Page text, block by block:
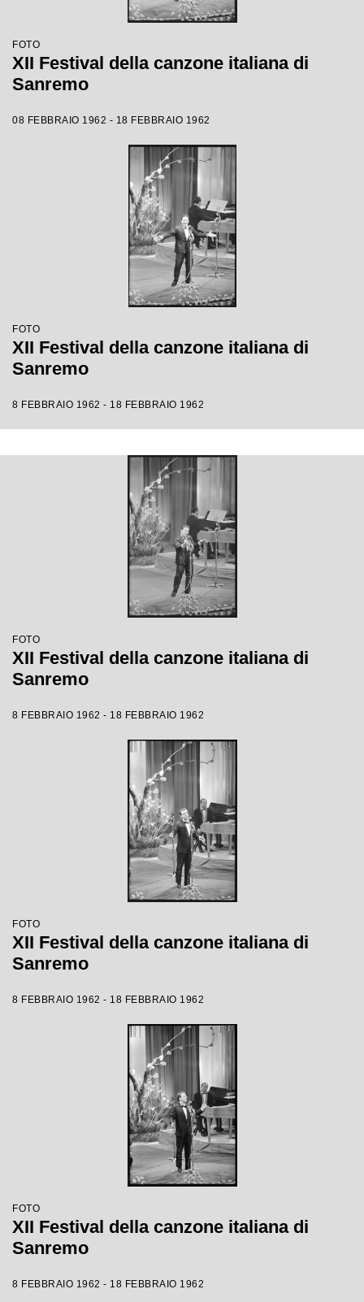
FOTO
XII Festival della canzone italiana di
Sanremo
08 FEBBRAIO 1962 - 18 FEBBRAIO 1962
FOTO
XII Festival della canzone italiana di
Sanremo
8 FEBBRAIO 1962 - 18 FEBBRAIO 1962
FOTO
XII Festival della canzone italiana di
Sanremo
8 FEBBRAIO 1962 - 18 FEBBRAIO 1962
FOTO
XII Festival della canzone italiana di
Sanremo
8 FEBBRAIO 1962 - 18 FEBBRAIO 1962
FOTO
XII Festival della canzone italiana di
Sanremo
8 FEBBRAIO 1962 - 18 FEBBRAIO 1962